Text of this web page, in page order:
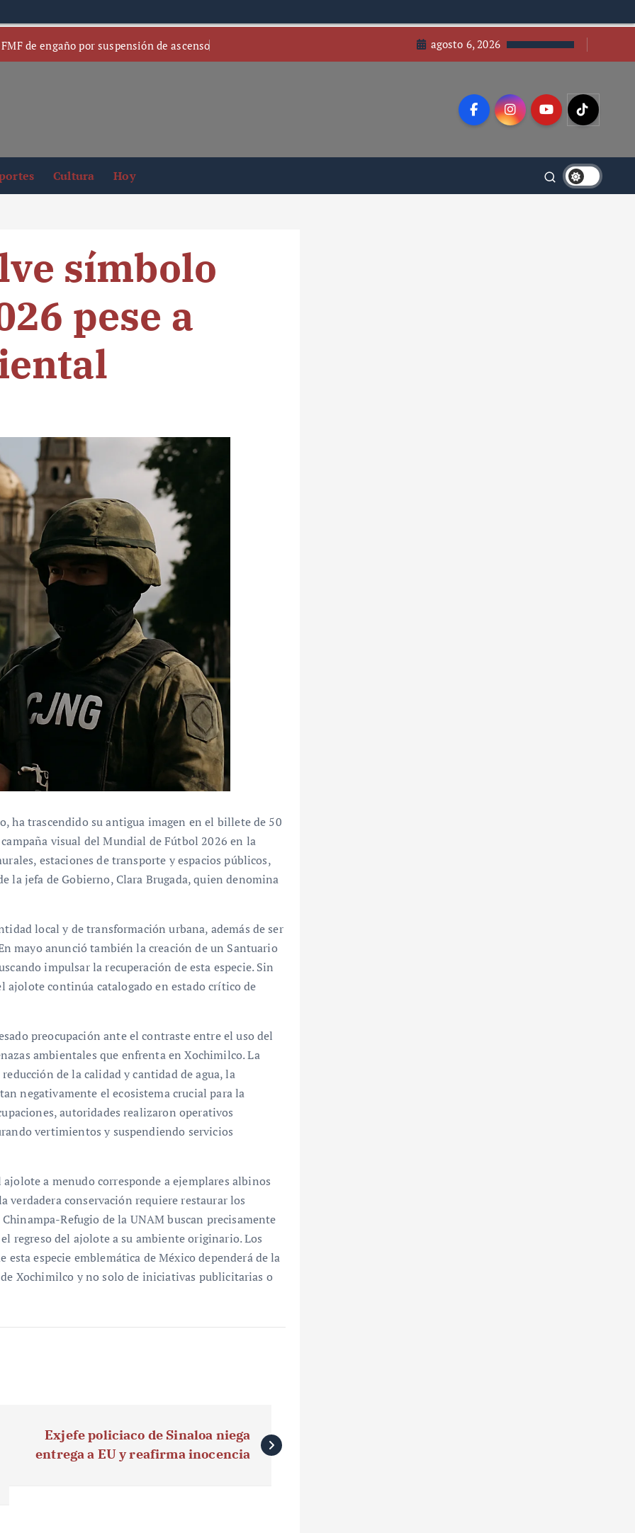
de engaño por suspensión de ascenso agosto 6, 2026
Cultura Hoy
símbolo
pese a
ha trascendido su antigua imagen en el billete de 50
visual del Mundial de Fútbol 2026 en la
estaciones de transporte y espacios públicos,
la jefa de Gobierno, Clara Brugada, quien denomina
local y de transformación urbana, además de ser
mayo anunció también la creación de un Santuario
impulsar la recuperación de esta especie. Sin
ajolote continúa catalogado en estado crítico de
preocupación ante el contraste entre el uso del
ambientales que enfrenta en Xochimilco. La
de la calidad y cantidad de agua, la
negativamente el ecosistema crucial para la
autoridades realizaron operativos
vertimientos y suspendiendo servicios
a menudo corresponde a ejemplares albinos
conservación requiere restaurar los
Refugio de la UNAM buscan precisamente
regreso del ajolote a su ambiente originario. Los
especie emblemática de México dependerá de la
Xochimilco y no solo de iniciativas publicitarias o
Exjefe policiaco de Sinaloa niega
entrega a EU y reafirma inocencia